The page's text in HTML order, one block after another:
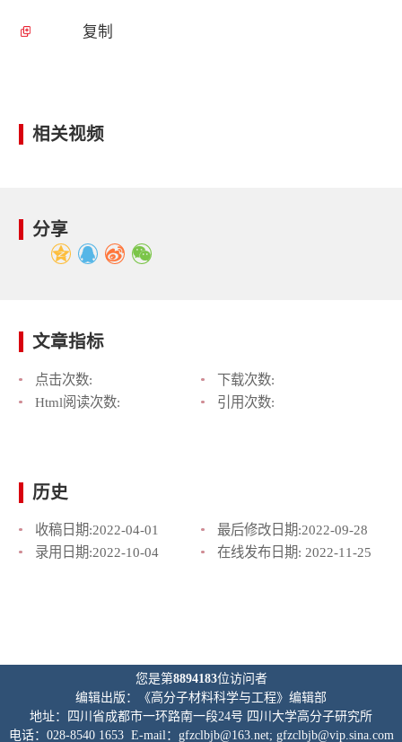
复制
相关视频
分享
文章指标
点击次数:
下载次数:
Html阅读次数:
引用次数:
历史
收稿日期:2022-04-01 最后修改日期:2022-09-28
录用日期:2022-10-04 在线发布日期: 2022-11-25
您是第8894183位访问者
编辑出版：《高分子材料科学与工程》编辑部
地址：四川省成都市一环路南一段24号 四川大学高分子研究所
电话：028-8540 1653 E-mail：gfzclbjb@163.net; gfzclbjb@vip.sina.com